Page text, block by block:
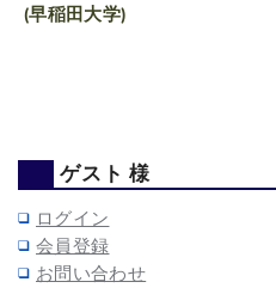
(早稲田大学)
ゲスト 様
ログイン
会員登録
お問い合わせ